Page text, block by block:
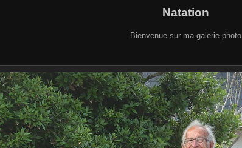
Natation
Bienvenue sur ma galerie photo